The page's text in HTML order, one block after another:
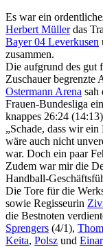
Es war ein
Herbert Müllerdas
Bayer 04 Leverkusen
zusammen.
Die aufgrund des gut
Zuschauer begrenzte
Ostermann Arena sah
Frauen-Bundesliga
knappes 26:24
„Schade, dass wir
wäre auch nicht
war. Doch ein paar
Zudem war mir die
Handball-
Die Tore für die
sowie Regisseurin
die Bestnoten
Sprengers (4/1),
Keita, Polsz und